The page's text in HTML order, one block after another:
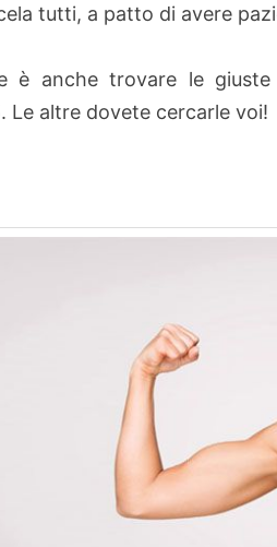
tutti, a patto di avere
è anche trovare le
Le altre dovete cercarle voi!